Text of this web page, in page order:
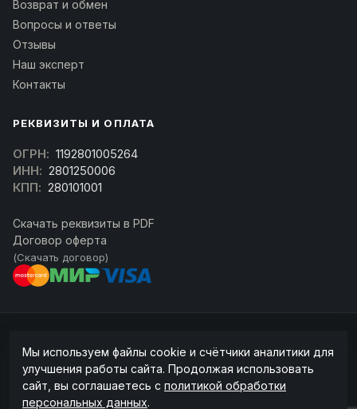
Возврат и обмен
Вопросы и ответы
Отзывы
Наш эксперт
Контакты
РЕКВИЗИТЫ И ОПЛАТА
ОГРН: 1192801005264
ИНН: 2801250006
КПП: 280101001
Скачать реквизиты в PDF
Договор оферта
(Скачать договор)
ссылка на источник обязательна.
Информация на сайте не является публичной офертой (ст. 437 ГК РФ).
Точную стоимость и наличие уточняйте у менеджера.
Мы используем файлы cookie и счётчики аналитики для
улучшения работы сайта. Продолжая использовать
сайт, вы соглашаетесь с политикой обработки
персональных данных.